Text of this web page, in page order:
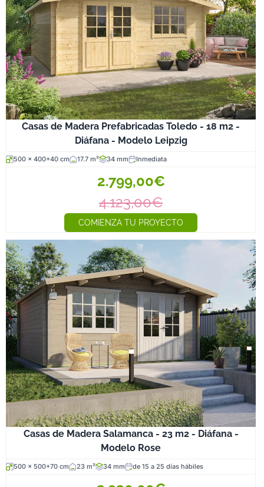
Casas de Madera Prefabricadas Toledo - 18 m2 -
Diáfana - Modelo Leipzig
500 x 400+40 cm 17.7 m² 34 mm Inmediata
2.799,00€
4.123,00€
COMIENZA TU PROYECTO
Casas de Madera Salamanca - 23 m2 - Diáfana -
Modelo Rose
500 x 500+70 cm 23 m² 34 mm de 15 a 25 días hábiles